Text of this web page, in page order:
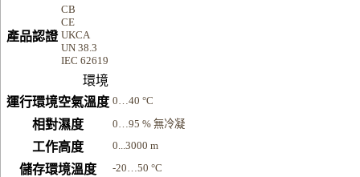
產品認證
CB
CE
UKCA
UN 38.3
IEC 62619
環境
運行環境空氣溫度 0…40 °C
相對濕度 0…95 % 無冷凝
工作高度 0...3000 m
儲存環境溫度 -20…50 °C